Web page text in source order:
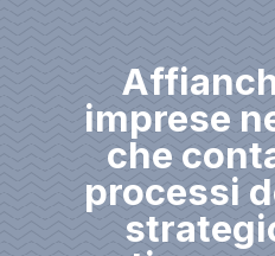
imprese
che
processi